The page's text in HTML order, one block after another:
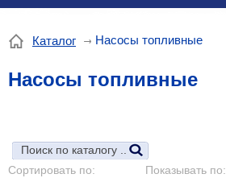
Каталог Насосы топливные
Насосы топливные
Сортировать по: Показывать по: